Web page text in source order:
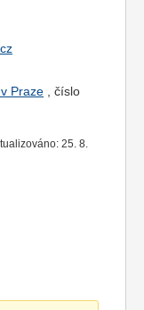
Praze , číslo
25. 8.